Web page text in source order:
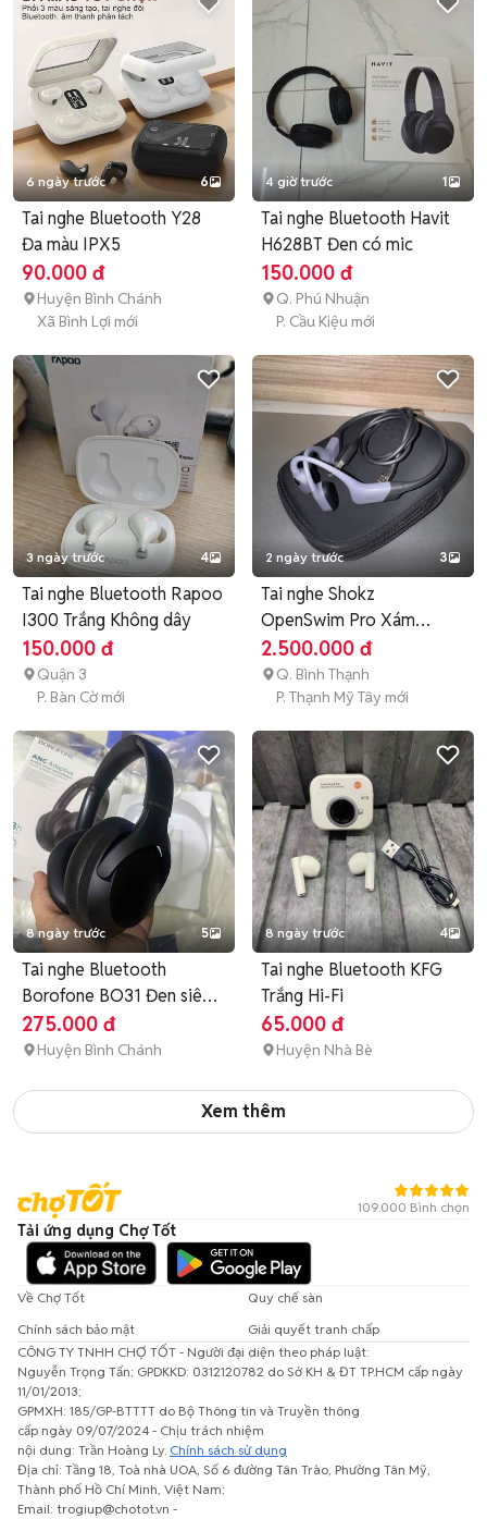
6 ngày trước 6
Tai nghe Bluetooth Y28
Đa màu IPX5
90.000 đ
Huyện Bình Chánh
Xã Bình Lợi mới
4 giờ trước 1
Tai nghe Bluetooth Havit
H628BT Đen có mic
150.000 đ
Q. Phú Nhuận
P. Cầu Kiệu mới
3 ngày trước 4
Tai nghe Bluetooth Rapoo
I300 Trắng Không dây
150.000 đ
Quận 3
P. Bàn Cờ mới
2 ngày trước 3
Tai nghe Shokz
OpenSwim Pro Xám
Bluetooth/Thẻ nhớ
2.500.000 đ
Q. Bình Thạnh
P. Thạnh Mỹ Tây mới
8 ngày trước 5
Tai nghe Bluetooth
Borofone BO31 Đen siêu
hay
275.000 đ
Huyện Bình Chánh
8 ngày trước 4
Tai nghe Bluetooth KFG
Trắng Hi-Fi
65.000 đ
Huyện Nhà Bè
Xem thêm
109.000 Bình chọn
Tải ứng dụng Chợ Tốt
Về Chợ Tốt
Quy chế sàn
Chính sách bảo mật
Giải quyết tranh chấp
CÔNG TY TNHH CHỢ TỐT - Người đại diện theo pháp luật:
Nguyễn Trọng Tấn; GPDKKD: 0312120782 do Sở KH & ĐT TP.HCM cấp ngày
11/01/2013;
GPMXH: 185/GP-BTTTT do Bộ Thông tin và Truyền thông
cấp ngày 09/07/2024 - Chịu trách nhiệm
nội dung: Trần Hoàng Ly. Chính sách sử dụng
Địa chỉ: Tầng 18, Toà nhà UOA, Số 6 đường Tân Trào, Phường Tân Mỹ,
Thành phố Hồ Chí Minh, Việt Nam;
Email: trogiup@chotot.vn -